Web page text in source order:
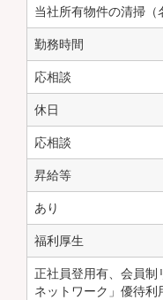
当社所有物件の清掃（
勤務時間
応相談
休日
応相談
昇給等
あり
福利厚生
正社員登用有、会員制
ネットワーク」優待利